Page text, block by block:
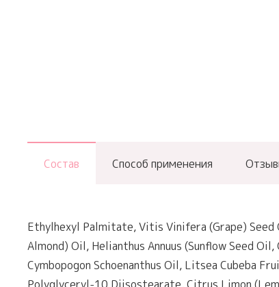
Состав Способ применения
Ethylhexyl Palmitate, Vitis Vinifera (Grape) Seed
Almond) Oil, Helianthus Annuus (Sunflow Seed
Cymbopogon Schoenanthus Oil, Litsea Cubeba